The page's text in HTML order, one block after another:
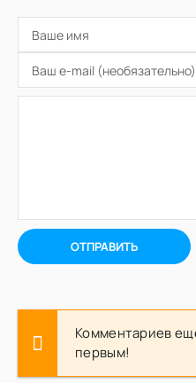
ОТПРАВИТЬ
Комментариев
первым!